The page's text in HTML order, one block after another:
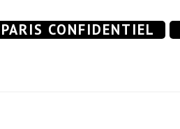
PARIS CONFIDENTIEL